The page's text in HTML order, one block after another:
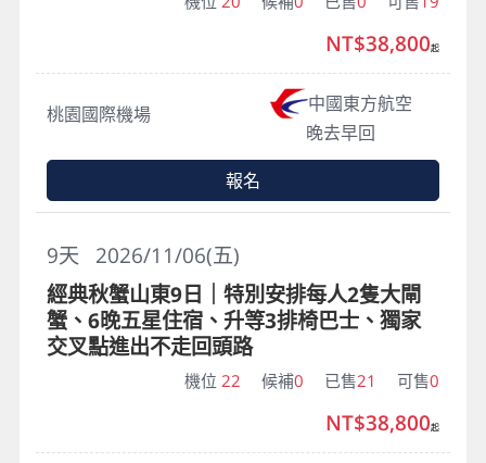
桃園國際機場
中國東方航空
晚去早回
NT$38,800起
報名
2026/11/06(五)
9天
經典秋蟹山東9日｜特別安排每人2隻大閘
蟹、6晚五星住宿、升等3排椅巴士、獨家
交叉點進出不走回頭路
機位 22 候補0 已售21 可售0
NT$38,800起